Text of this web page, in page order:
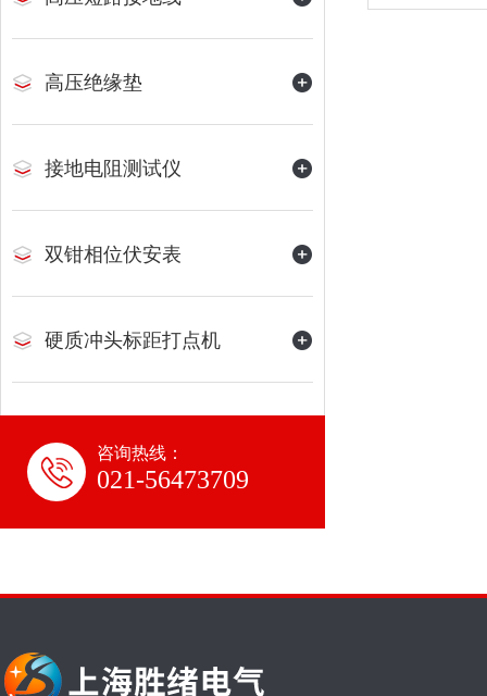
高压绝缘垫
接地电阻测试仪
双钳相位伏安表
硬质冲头标距打点机
咨询热线：
021-56473709